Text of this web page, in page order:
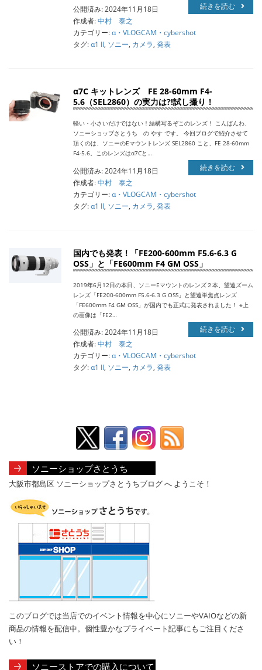
続きを読む
公開済み: 2024年11月18日
作成者:中村 泰之
カテゴリー:α・VLOGCAM・cybershot
タグ:α1 II, ソニー, カメラ, 発表
α7C キットレンズ FE 28-60mm F4-
5.6（SEL2860）の実力は?!試し撮り！
軽い・小さいだけではない！結構写るぞこのレンズ！ こんばんわ、
ソニーショップさとうち の やす です。 今回ブログで紹介させて
頂くのは、ソニーのEマウントレンズ SEL2860 こと、FE 28-60mm
F4-5.6。このレンズはα7Cと…
続きを読む
公開済み: 2024年11月18日
作成者:中村 泰之
カテゴリー:α・VLOGCAM・cybershot
タグ:α1 II, ソニー, カメラ, 発表
国内でも発表！「FE200-600mm F5.6-6.3 G
OSS」と「FE600mm F4 GM OSS」
2019年6月12日の本日、ソニーEマウントのレンズ２本、望遠ズーム
レンズ「FE200-600mm F5.6-6.3 G OSS」と望遠単焦点レンズ
「FE600mm F4 GM OSS」が国内でも正式に発表されました！ ※上
の画像は「FE2…
続きを読む
公開済み: 2024年11月18日
作成者:中村 泰之
カテゴリー:α・VLOGCAM・cybershot
タグ:α1 II, ソニー, カメラ, 発表
ソニーショップさとうち
大阪市都島区 ソニーショップさとうちブログ へ ようこそ！
このブログでは当店でのイベント情報を中心にソニーやVAIOなどの新
商品の情報を配信中。個性豊かなプライベート記事にもご注目くださ
い！
ソニーストアでの購入について